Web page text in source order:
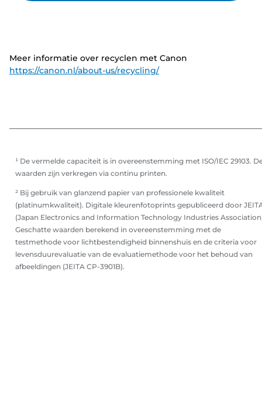
Meer informatie over recyclen met Canon
https://canon.nl/about-us/recycling/
¹ De vermelde capaciteit is in overeenstemming met ISO/IEC 29103.
waarden zijn verkregen via continu printen.
² Bij gebruik van glanzend papier van professionele kwaliteit
(platinumkwaliteit). Digitale kleurenfotoprints gepubliceerd door
(Japan Electronics and Information Technology Industries
Geschatte waarden berekend in overeenstemming met de
testmethode voor lichtbestendigheid binnenshuis en de criteria voor
levensduurevaluatie van de evaluatiemethode voor het behoud van
afbeeldingen (JEITA CP-3901B).